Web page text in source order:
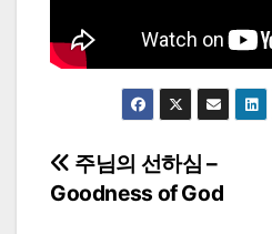
Post
navigation
주님의 선하심 –
Goodness of God